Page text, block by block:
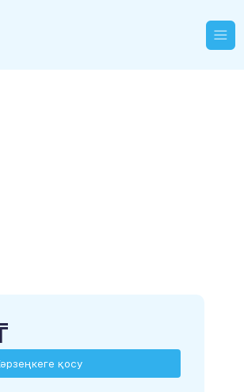
қосу